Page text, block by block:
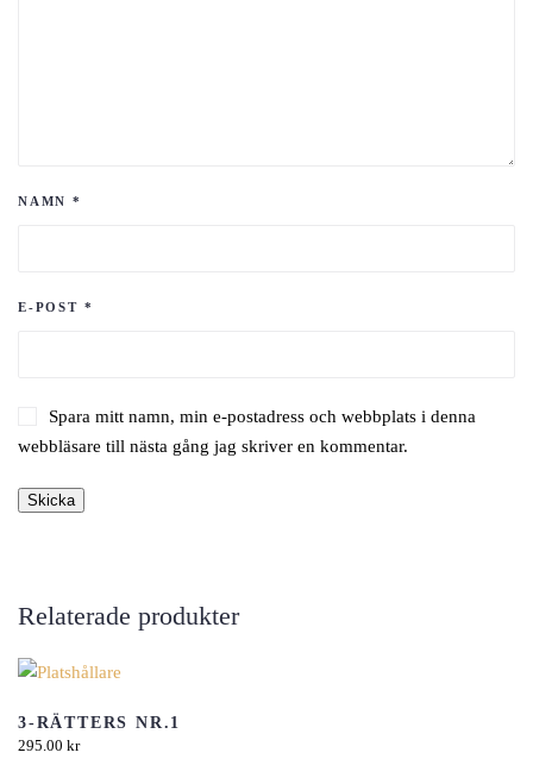
NAMN *
E-POST *
Spara mitt namn, min e-postadress och webbplats i denna
webbläsare till nästa gång jag skriver en kommentar.
Relaterade produkter
3-RÄTTERS NR.1
295.00 kr